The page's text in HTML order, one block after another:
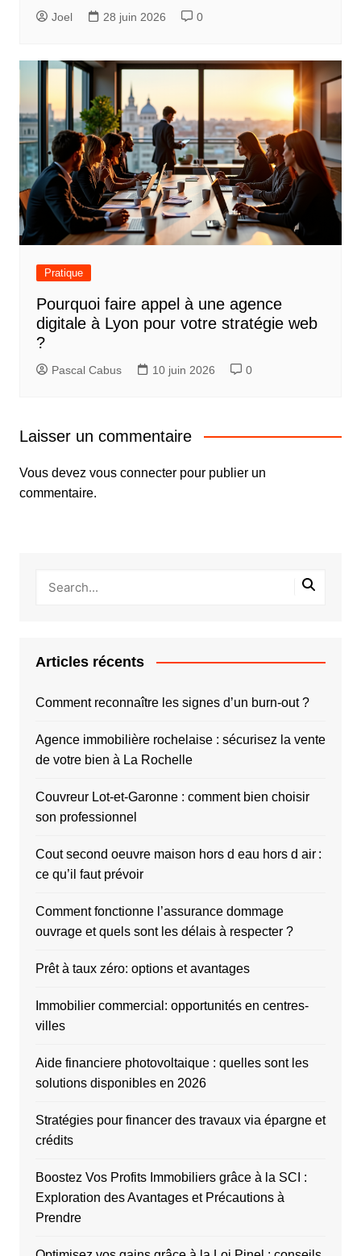
Joel 28 juin 2026 0
Pratique
Pourquoi faire appel à une agence
digitale à Lyon pour votre stratégie web
?
Pascal Cabus 10 juin 2026 0
Laisser un commentaire
Vous devez vous connecterpour publier un
commentaire.
Articles récents
Comment reconnaître les signes d’un burn-out ?
Agence immobilière rochelaise : sécurisez la vente
de votre bien à La Rochelle
Couvreur Lot-et-Garonne : comment bien choisir
son professionnel
Cout second oeuvre maison hors d eau hors d air :
ce qu’il faut prévoir
Comment fonctionne l’assurance dommage
ouvrage et quels sont les délais à respecter ?
Prêt à taux zéro: options et avantages
Immobilier commercial: opportunités en centres-
villes
Aide financiere photovoltaique : quelles sont les
solutions disponibles en 2026
Stratégies pour financer des travaux via épargne et
crédits
Boostez Vos Profits Immobiliers grâce à la SCI :
Exploration des Avantages et Précautions à
Prendre